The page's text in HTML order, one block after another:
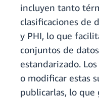
incluyen tanto
clasificaciones de
y PHI, lo que
conjuntos de
estandarizado.
o modificar estas
publicarlas, lo que